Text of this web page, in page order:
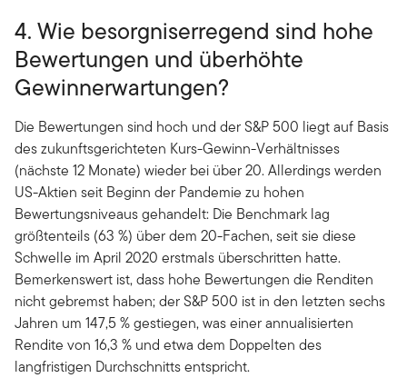
4. Wie besorgniserregend sind hohe
Bewertungen und überhöhte
Gewinnerwartungen?
Die Bewertungen sind hoch und der S&P 500 liegt auf Basis
des zukunftsgerichteten Kurs-Gewinn-Verhältnisses
(nächste 12 Monate) wieder bei über 20. Allerdings werden
US-Aktien seit Beginn der Pandemie zu hohen
Bewertungsniveaus gehandelt: Die Benchmark lag
größtenteils (63 %) über dem 20-Fachen, seit sie diese
Schwelle im April 2020 erstmals überschritten hatte.
Bemerkenswert ist, dass hohe Bewertungen die Renditen
nicht gebremst haben; der S&P 500 ist in den letzten sechs
Jahren um 147,5 % gestiegen, was einer annualisierten
Rendite von 16,3 % und etwa dem Doppelten des
langfristigen Durchschnitts entspricht.